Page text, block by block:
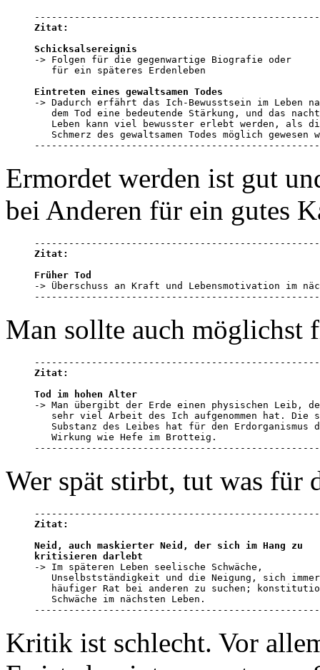
Zitat:
Schicksalsereignis
-> Folgen für die gegenwartige Biografie oder
   für ein späteres Erdenleben
Eintreten eines gewaltsamen Todes
-> Dadurch erfährt das Ich-Bewusstsein im Leben
dem Tod eine bedeutende Stärkung, und das
Leben kann viel bewusster erlebt werden, als
Schmerz des gewaltsamen Todes möglich gewesen
Ermordet werden ist gut
bei Anderen für ein gutes
Zitat:
Früher Tod
-> Überschuss an Kraft und Lebensmotivation im
Man sollte auch möglichst
Zitat:
Tod im hohen Alter
-> Man übergibt der Erde einen physischen Leib,
sehr viel Arbeit des Ich aufgenommen hat. Die
Substanz des Leibes hat für den Erdorganismus
   Wirkung wie Hefe im Brotteig.
Wer spät stirbt, tut was für
Zitat:
Neid, auch maskierter Neid, der sich im Hang zu
kritisieren darlebt
-> Im späteren Leben seelische Schwäche,
Unselbstständigkeit und die Neigung, sich
häufiger Rat bei anderen zu suchen;
   Schwäche im nächsten Leben.
Kritik ist schlecht. Vor